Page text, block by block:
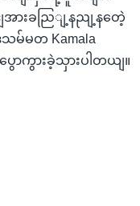
အားခညြျ့နညျ့နတေဲ့
မ်မတ Kamala
ာကွားခဲ့သှားပါတယျ။